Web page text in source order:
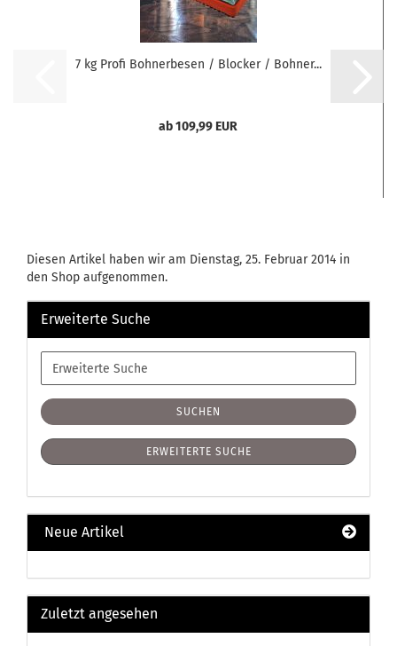
7 kg Profi Bohnerbesen / Blocker / Bohner...
ab 109,99 EUR
Diesen Artikel haben wir am Dienstag, 25. Februar 2014 in
den Shop aufgenommen.
Erweiterte Suche
Erweiterte
Suche
SUCHEN
ERWEITERTE SUCHE
Neue Artikel
Zuletzt angesehen